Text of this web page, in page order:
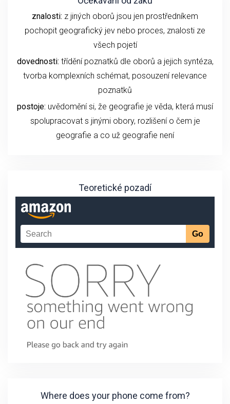
znalosti: z jiných oborů jsou jen prostředníkem
pochopit geografický jev nebo proces, znalosti ze
všech pojetí
dovednosti: třídění poznatků dle oborů a jejich syntéza,
tvorba komplexních schémat, posouzení relevance
poznatků
postoje: uvědomění si, že geografie je věda, která musí
spolupracovat s jinými obory, rozlišení o čem je
geografie a co už geografie není
Teoretické pozadí
Where does your phone come from?